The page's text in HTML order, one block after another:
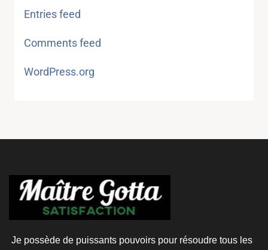
Entries feed
Comments feed
WordPress.org
Je possède de puissants pouvoirs pour résoudre tous les